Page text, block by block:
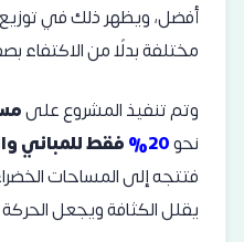
أفضل، ويظهر ذلك في
مختلفة بدلًا من الاكتفاء
وتم تنفيذ المشروع على
نحو20% فقط للمباني
فتتجه إلى المساحات
يقلل الكثافة ويجعل الحركة